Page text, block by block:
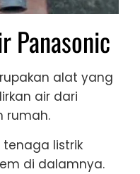
Panasonic
alat yang
air dari
rumah.
listrik
di dalamnya.